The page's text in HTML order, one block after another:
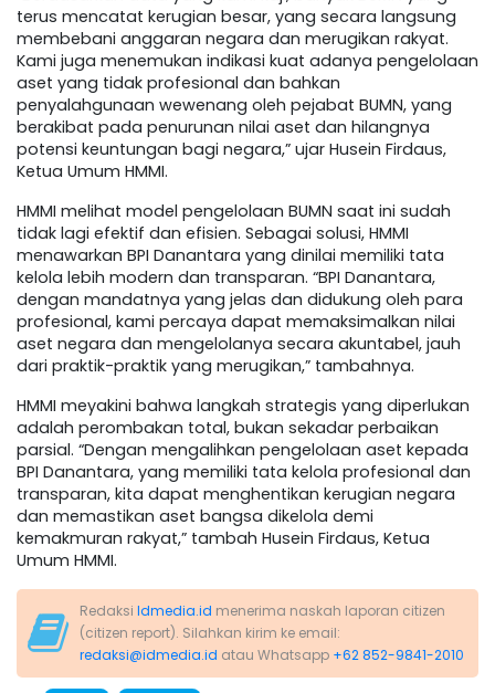
terus mencatat kerugian besar, yang secara langsung
membebani anggaran negara dan merugikan rakyat.
Kami juga menemukan indikasi kuat adanya pengelolaan
aset yang tidak profesional dan bahkan
penyalahgunaan wewenang oleh pejabat BUMN, yang
berakibat pada penurunan nilai aset dan hilangnya
potensi keuntungan bagi negara,” ujar Husein Firdaus,
Ketua Umum HMMI.
HMMI melihat model pengelolaan BUMN saat ini sudah
tidak lagi efektif dan efisien. Sebagai solusi, HMMI
menawarkan BPI Danantara yang dinilai memiliki tata
kelola lebih modern dan transparan. “BPI Danantara,
dengan mandatnya yang jelas dan didukung oleh para
profesional, kami percaya dapat memaksimalkan nilai
aset negara dan mengelolanya secara akuntabel, jauh
dari praktik-praktik yang merugikan,” tambahnya.
HMMI meyakini bahwa langkah strategis yang diperlukan
adalah perombakan total, bukan sekadar perbaikan
parsial. “Dengan mengalihkan pengelolaan aset kepada
BPI Danantara, yang memiliki tata kelola profesional dan
transparan, kita dapat menghentikan kerugian negara
dan memastikan aset bangsa dikelola demi
kemakmuran rakyat,” tambah Husein Firdaus, Ketua
Umum HMMI.
Redaksi Idmedia.id menerima naskah laporan citizen
(citizen report). Silahkan kirim ke email:
redaksi@idmedia.id atau Whatsapp +62 852-9841-2010